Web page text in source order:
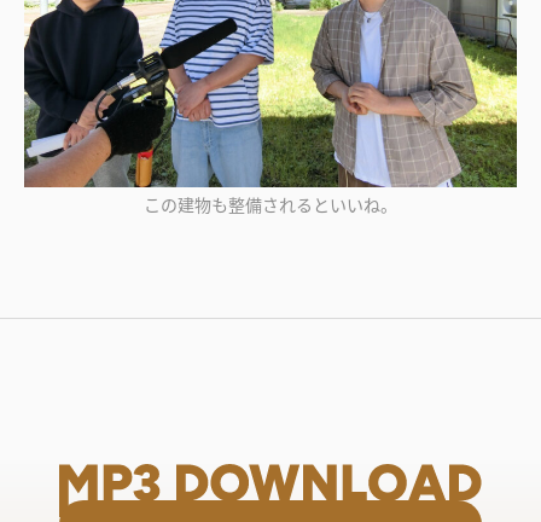
この建物も整備されるといいね。